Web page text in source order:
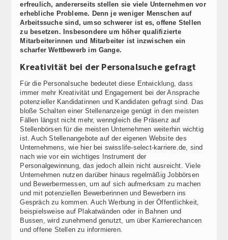
erfreulich, andererseits stellen sie viele Unternehmen vor
erhebliche Probleme. Denn je weniger Menschen auf
Arbeitssuche sind, umso schwerer ist es, offene Stellen
zu besetzen. Insbesondere um höher qualifizierte
Mitarbeiterinnen und Mitarbeiter ist inzwischen ein
scharfer Wettbewerb im Gange.
Kreativität bei der Personalsuche gefragt
Für die Personalsuche bedeutet diese Entwicklung, dass
immer mehr Kreativität und Engagement bei der Ansprache
potenzieller Kandidatinnen und Kandidaten gefragt sind. Das
bloße Schalten einer Stellenanzeige genügt in den meisten
Fällen längst nicht mehr, wenngleich die Präsenz auf
Stellenbörsen für die meisten Unternehmen weiterhin wichtig
ist. Auch Stellenangebote auf der eigenen Website des
Unternehmens, wie hier bei swisslife-select-karriere.de, sind
nach wie vor ein wichtiges Instrument der
Personalgewinnung, das jedoch allein nicht ausreicht. Viele
Unternehmen nutzen darüber hinaus regelmäßig Jobbörsen
und Bewerbermessen, um auf sich aufmerksam zu machen
und mit potenziellen Bewerberinnen und Bewerbern ins
Gespräch zu kommen. Auch Werbung in der Öffentlichkeit,
beispielsweise auf Plakatwänden oder in Bahnen und
Bussen, wird zunehmend genutzt, um über Karrierechancen
und offene Stellen zu informieren.